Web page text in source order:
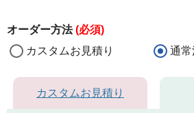
オーダー方法(必須)
カスタムお見積り
通常
カスタムお見積り